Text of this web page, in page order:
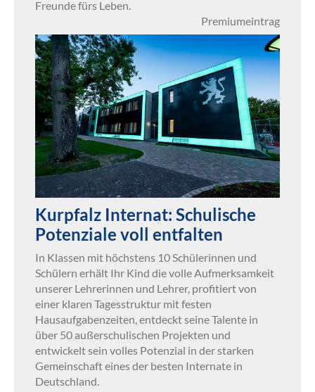
Freunde fürs Leben.
Premiumeintrag
Kurpfalz Internat: Schulische
Potenziale voll entfalten
In Klassen mit höchstens 10 Schülerinnen und
Schülern erhält Ihr Kind die volle Aufmerksamkeit
unserer Lehrerinnen und Lehrer, profitiert von
einer klaren Tagesstruktur mit festen
Hausaufgabenzeiten, entdeckt seine Talente in
über 50 außerschulischen Projekten und
entwickelt sein volles Potenzial in der starken
Gemeinschaft eines der besten Internate in
Deutschland.